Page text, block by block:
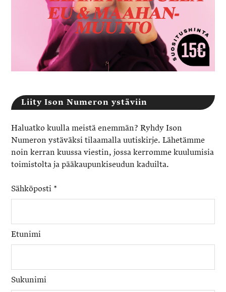
Liity Ison Numeron ystäviin
Haluatko kuulla meistä enemmän? Ryhdy Ison
Numeron ystäväksi tilaamalla uutiskirje. Lähetämme
noin kerran kuussa viestin, jossa kerromme kuulumisia
toimistolta ja pääkaupunkiseudun kaduilta.
Sähköposti *
Etunimi
Sukunimi